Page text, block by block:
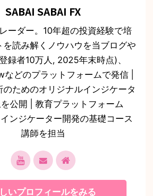
SABAI SABAI FX
ーダー。10年超の投資経験で培
を読み解くノウハウを当ブログや
録者10万人, 2025年末時点)、
どのプラットフォームで発信 |
のためのオリジナルインジケータ
公開 | 教育プラットフォーム
ンジケーター開発の基礎コース
講師を担当
いプロフィールをみる